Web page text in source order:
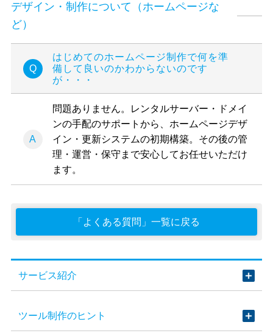
デザイン・制作について（ホームページな
ど）
はじめてのホームページ制作で何を準
備して良いのかわからないのです
が・・・
問題ありません。レンタルサーバー・ドメイ
ンの手配のサポートから、ホームページデザ
イン・更新システムの初期構築。その後の管
理・運営・保守まで安心してお任せいただけ
ます。
「よくある質問」一覧に戻る
サービス紹介
ツール制作のヒント